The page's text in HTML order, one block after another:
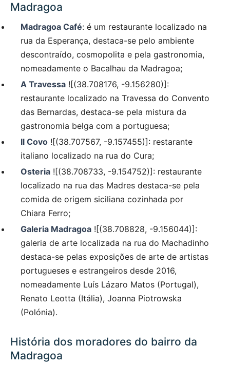
Madragoa
Madragoa Café: é um restaurante localizado na
rua da Esperança, destaca-se pelo ambiente
descontraído, cosmopolita e pela gastronomia,
nomeadamente o Bacalhau da Madragoa;
A Travessa ![(38.708176, -9.156280)]:
restaurante localizado na Travessa do Convento
das Bernardas, destaca-se pela mistura da
gastronomia belga com a portuguesa;
Il Covo ![(38.707567, -9.157455)]: restarante
italiano localizado na rua do Cura;
Osteria ![(38.708733, -9.154752)]: restaurante
localizado na rua das Madres destaca-se pela
comida de origem siciliana cozinhada por
Chiara Ferro;
Galeria Madragoa ![(38.708828, -9.156044)]:
galeria de arte localizada na rua do Machadinho
destaca-se pelas exposições de arte de artistas
portugueses e estrangeiros desde 2016,
nomeadamente Luís Lázaro Matos (Portugal),
Renato Leotta (Itália), Joanna Piotrowska
(Polónia).
História dos moradores do bairro da
Madragoa